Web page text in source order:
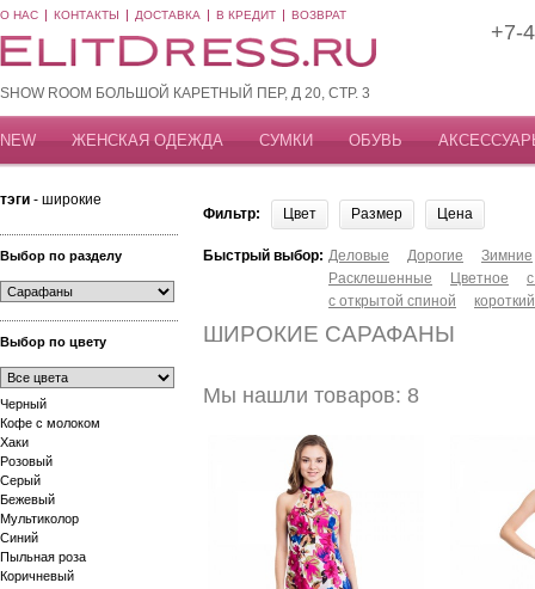
О НАС КОНТАКТЫ ДОСТАВКА В КРЕДИТ ВОЗВРАТ
SHOW ROOM БОЛЬШОЙ КАРЕТНЫЙ ПЕР, Д 20, СТР. 3
+7-
NEW ЖЕНСКАЯ ОДЕЖДА СУМКИ ОБУВЬ
тэги - широкие
Выбор по разделу
Выбор по цвету
Черный
Кофе с молоком
Хаки
Розовый
Серый
Бежевый
Мультиколор
Синий
Пыльная роза
Коричневый
Фильтр: Цвет Размер Цена
Быстрый выбор: Деловые Дорогие
Зимние
Расклешенные
Цветное
с открытой спиной
ШИРОКИЕ САРАФАНЫ
Мы нашли товаров: 8